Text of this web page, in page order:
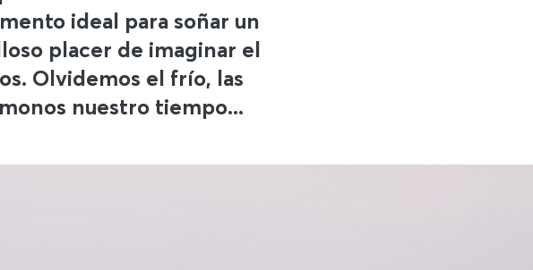
ideal para soñar un
placer de imaginar el
Olvidemos el frío, las
nuestro tiempo...